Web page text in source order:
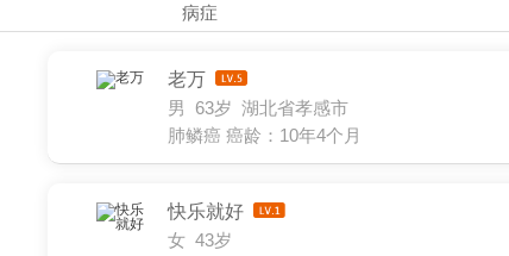
病症
老万
男 63岁 湖北省孝感市
肺鳞癌 癌龄：10年4个月
快乐就好
女 43岁